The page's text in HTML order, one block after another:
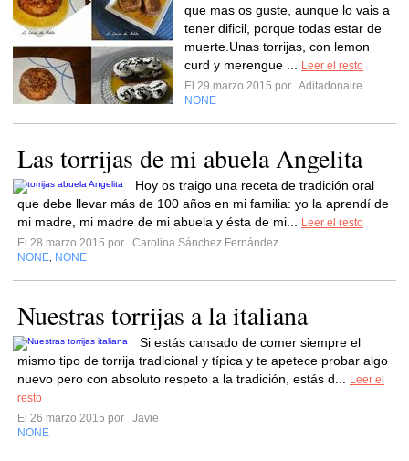
que mas os guste, aunque lo vais a
tener dificil, porque todas estar de
muerte.Unas torrijas, con lemon
curd y merengue ...
Leer el resto
El 29 marzo 2015 por Aditadonaire
NONE
Las torrijas de mi abuela Angelita
Hoy os traigo una receta de tradición oral
que debe llevar más de 100 años en mi familia: yo la aprendí de
mi madre, mi madre de mi abuela y ésta de mi...
Leer el resto
El 28 marzo 2015 por
Carolina Sánchez Fernández
NONE NONE
Nuestras torrijas a la italiana
Si estás cansado de comer siempre el
mismo tipo de torrija tradicional y típica y te apetece probar algo
nuevo pero con absoluto respeto a la tradición, estás d...
Leer el
resto
El 26 marzo 2015 por
Javie
NONE